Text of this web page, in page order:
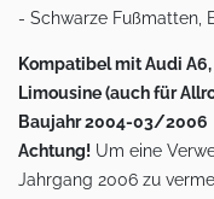
- Schwarze Fußmatten,
Kompatibel mit Audi
Limousine (auch für
Baujahr 2004-03/2006
Achtung! Um eine
Jahrgang 2006 zu